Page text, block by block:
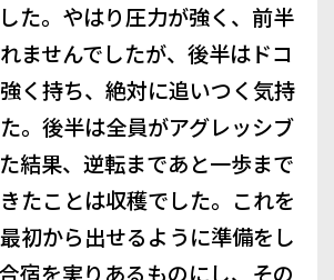
た。やはり圧力が強く、前半
ませんでしたが、後半はドコ
く持ち、絶対に追いつく気持
。後半は全員がアグレッシブ
結果、逆転まであと一歩まで
たことは収穫でした。これを
初から出せるように準備をし
宿を実りあるものにし、その